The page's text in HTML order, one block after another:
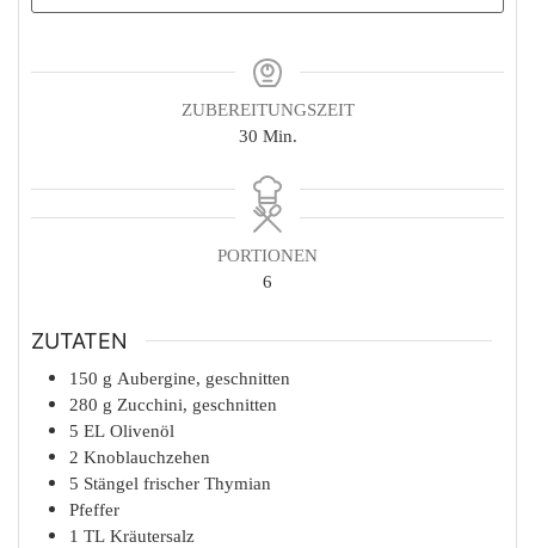
ZUBEREITUNGSZEIT
30Minuten
Min.
PORTIONEN
6
ZUTATEN
150 g Aubergine, geschnitten
280 g Zucchini, geschnitten
5 EL Olivenöl
2 Knoblauchzehen
5 Stängel frischer Thymian
Pfeffer
1 TL Kräutersalz